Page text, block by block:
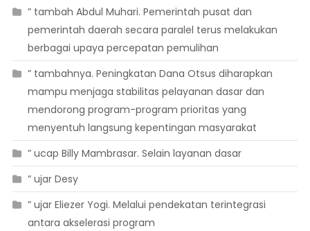
” tambah Abdul Muhari. Pemerintah pusat dan
pemerintah daerah secara paralel terus melakukan
berbagai upaya percepatan pemulihan
” tambahnya. Peningkatan Dana Otsus diharapkan
mampu menjaga stabilitas pelayanan dasar dan
mendorong program-program prioritas yang
menyentuh langsung kepentingan masyarakat
” ucap Billy Mambrasar. Selain layanan dasar
” ujar Desy
” ujar Eliezer Yogi. Melalui pendekatan terintegrasi
antara akselerasi program